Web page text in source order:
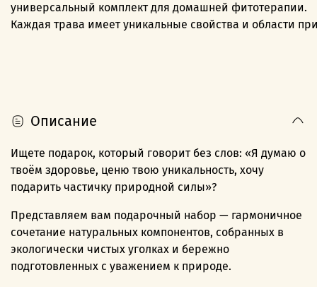
универсальный комплект для домашней фитотерапии.
Каждая трава имеет уникальные свойства и области
Описание
Ищете подарок, который говорит без слов: «Я думаю о
твоём здоровье, ценю твою уникальность, хочу
подарить частичку природной силы»?
Представляем вам подарочный набор — гармоничное
сочетание натуральных компонентов, собранных в
экологически чистых уголках и бережно
подготовленных с уважением к природе.